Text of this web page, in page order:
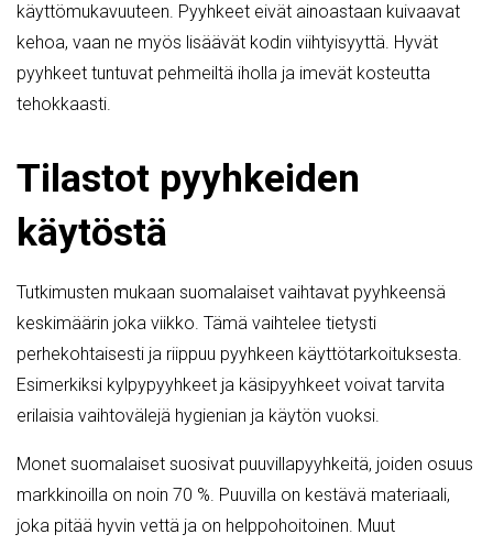
käyttömukavuuteen. Pyyhkeet eivät ainoastaan kuivaavat
kehoa, vaan ne myös lisäävät kodin viihtyisyyttä. Hyvät
pyyhkeet tuntuvat pehmeiltä iholla ja imevät kosteutta
tehokkaasti.
Tilastot pyyhkeiden
käytöstä
Tutkimusten mukaan suomalaiset vaihtavat pyyhkeensä
keskimäärin joka viikko. Tämä vaihtelee tietysti
perhekohtaisesti ja riippuu pyyhkeen käyttötarkoituksesta.
Esimerkiksi kylpypyyhkeet ja käsipyyhkeet voivat tarvita
erilaisia vaihtovälejä hygienian ja käytön vuoksi.
Monet suomalaiset suosivat puuvillapyyhkeitä, joiden osuus
markkinoilla on noin 70 %. Puuvilla on kestävä materiaali,
joka pitää hyvin vettä ja on helppohoitoinen. Muut